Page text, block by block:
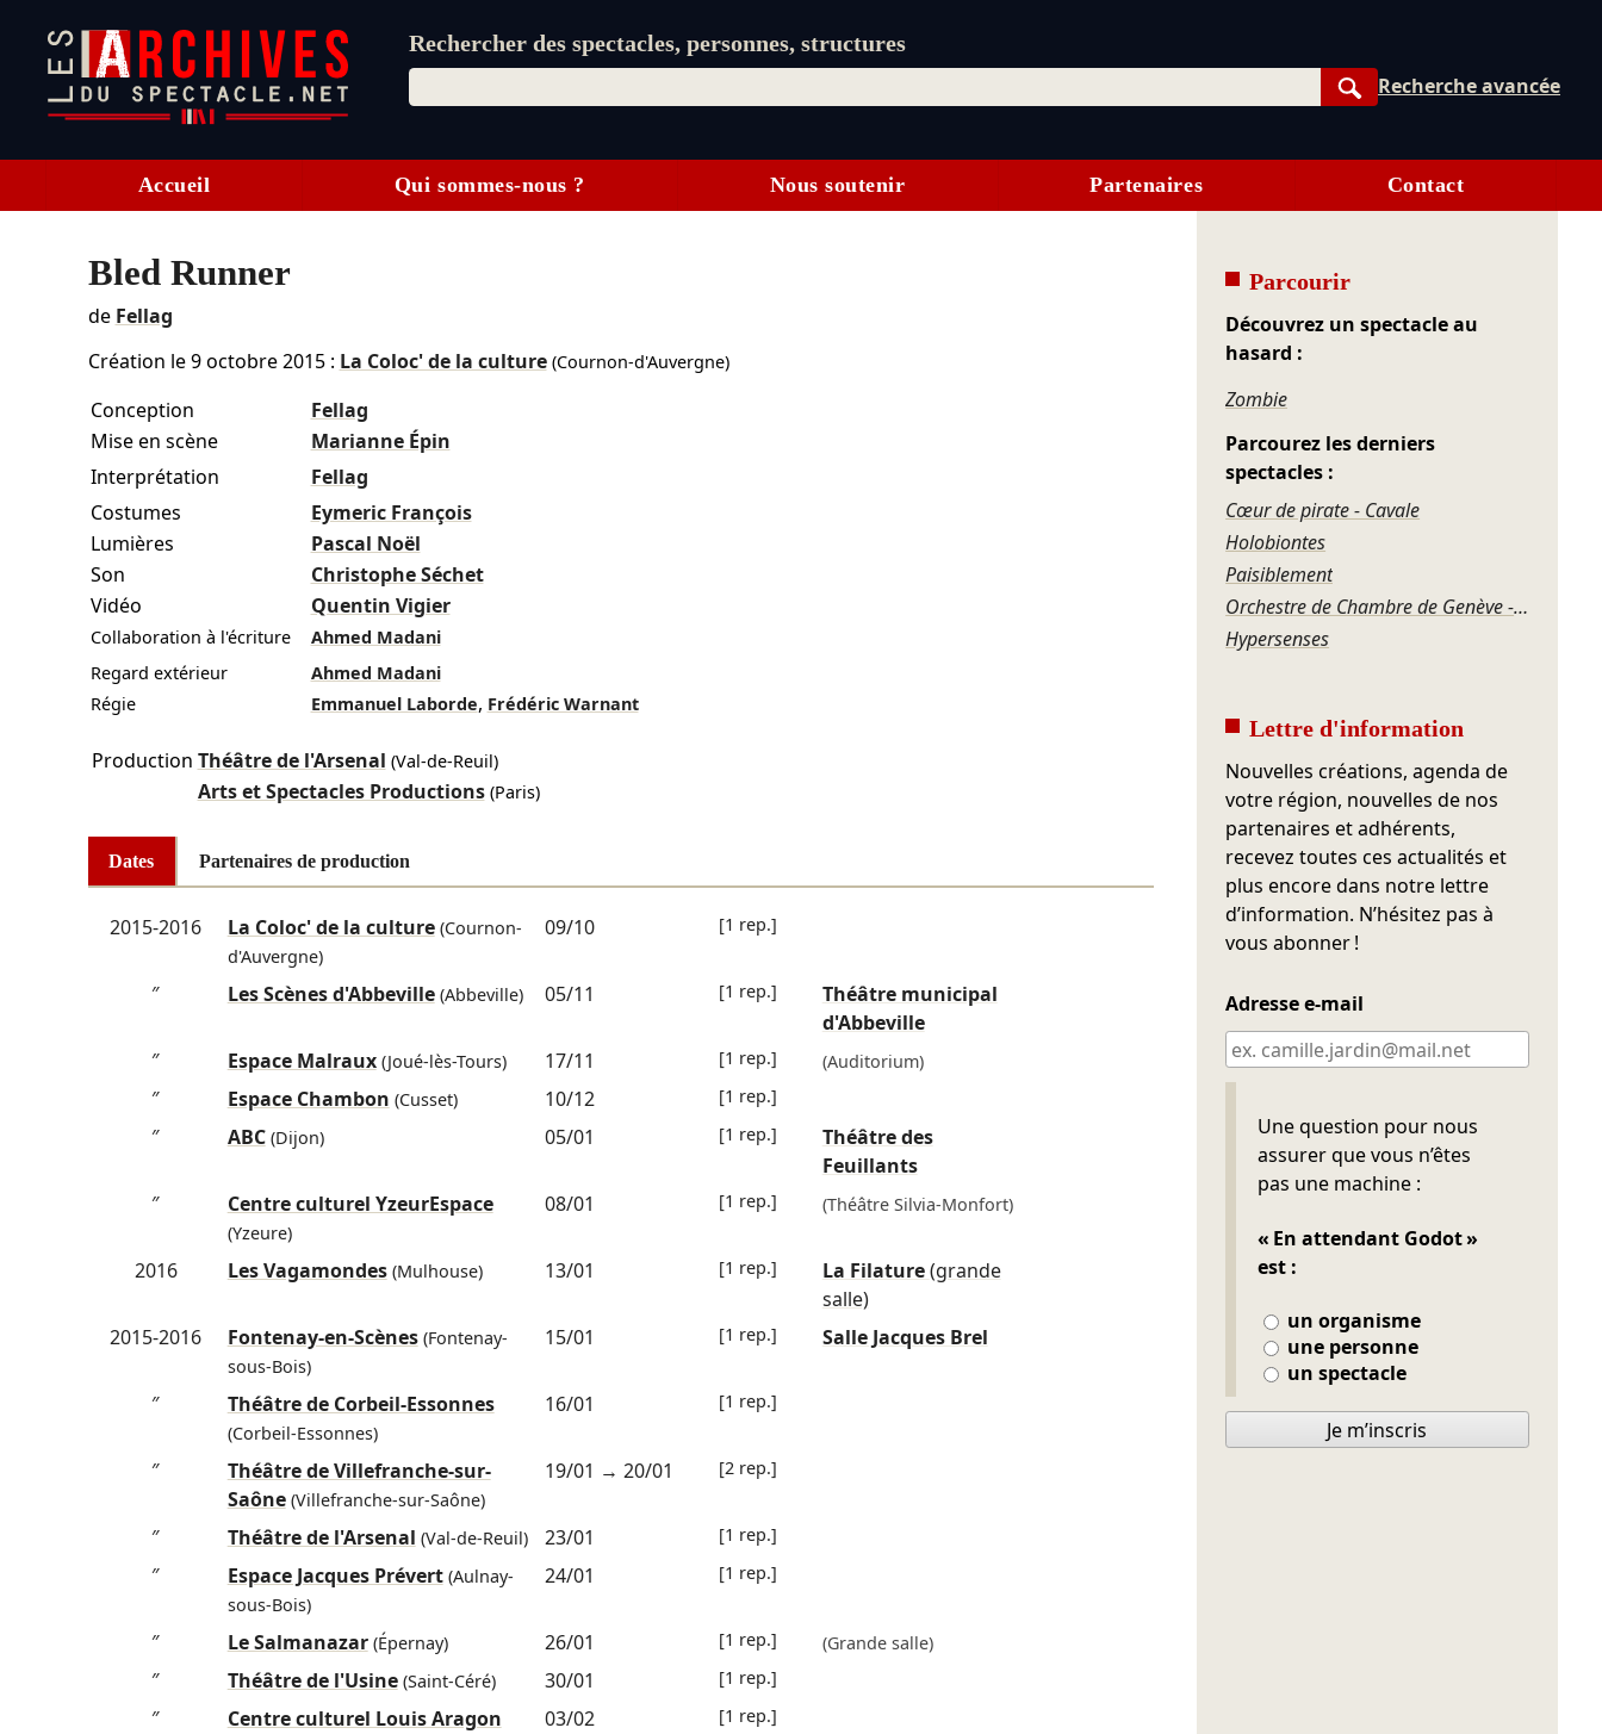
Rechercher des spectacles, personnes, structures
Rechercher
Recherche avancée
Accueil Qui sommes-nous ? Nous soutenir Partenaires Contact
Bled Runner
de Fellag
Création le9 octobre 2015: La Coloc' de la culture(Cournon-d'Auvergne)
Conception
Fellag
Mise en scène
Marianne Épin
Interprétation
Fellag
Costumes
Eymeric François
Lumières
Pascal Noël
Son
Christophe Séchet
Vidéo
Quentin Vigier
Collaboration à l'écriture
Ahmed Madani
Regard extérieur
Ahmed Madani
Régie
Emmanuel Laborde, Frédéric Warnant
Production Théâtre de l'Arsenal (Val-de-Reuil)
Arts et Spectacles Productions(Paris)
Dates Partenaires de production
2015-2016 La Coloc' de la culture(Cournon-
d'Auvergne)
09/10 [1 rep.]
″ Les Scènes d'Abbeville(Abbeville) 05/11 [1 rep.]
Théâtre municipal
d'Abbeville
″
Espace Malraux(Joué-lès-Tours) 17/11 [1 rep.] (Auditorium)
″ Espace Chambon (Cusset) 10/12 [1 rep.]
″ ABC(Dijon) 05/01 [1 rep.]
Théâtre des
Feuillants
″
Centre culturel YzeurEspace
(Yzeure)
08/01 [1 rep.] (Théâtre Silvia-Monfort)
2016 Les Vagamondes(Mulhouse) 13/01 [1 rep.] La Filature(grande
salle)
2015-2016
Fontenay-en-Scènes(Fontenay-
sous-Bois)
15/01 [1 rep.] Salle Jacques Brel
″ Théâtre de Corbeil-Essonnes
(Corbeil-Essonnes)
16/01 [1 rep.]
″
Théâtre de Villefranche-sur-
Saône(Villefranche-sur-Saône)
19/01 → 20/01 [2 rep.]
″ Théâtre de l'Arsenal (Val-de-Reuil) 23/01 [1 rep.]
″ Espace Jacques Prévert(Aulnay-
sous-Bois)
24/01 [1 rep.]
″ Le Salmanazar(Épernay) 26/01 [1 rep.] (Grande salle)
″ Théâtre de l'Usine(Saint-Céré) 30/01 [1 rep.]
″ Centre culturel Louis Aragon 03/02 [1 rep.]
Parcourir
Découvrez un spectacle au
hasard :
Zombie
Parcourez les derniers
spectacles :
Cœur de pirate - Cavale
Holobiontes
Paisiblement
Orchestre de Chambre de Genève - Les Sept Péchés capitaux
Hypersenses
Lettre d'information
Nouvelles créations, agenda de
votre région, nouvelles de nos
partenaires et adhérents,
recevez toutes ces actualités et
plus encore dans notre lettre
d’information. N’hésitez pas à
vous abonner !
Adresse e-mail
Une question pour nous
assurer que vous n’êtes
pas une machine :
« En attendant Godot »
est :
un organisme
une personne
un spectacle
Ne pas remplir
Je m’inscris